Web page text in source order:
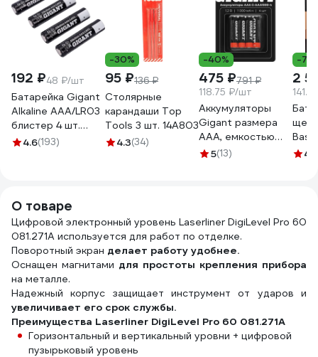
192 ₽48 ₽/шт
Батарейка Gigant
Alkaline ААА/LR03
блистер 4 шт.
GBA-3A-4
4.6(193)
-30%
95 ₽136 ₽
Столярные
карандаши Top
Tools 3 шт. 14A803
4.3(34)
-40%
475 ₽791 ₽
118.75 ₽/шт
Аккумуляторы
Gigant размера
ААA, емкостью
1000 мАч - 4шт.
5(13)
-7%
2
шт.4.9
О товаре
Цифровой электронный уровень Laserliner DigiLevel Pro 60
081.271A используется для работ по отделке.
Поворотный экран делает работу удобнее.
Оснащен магнитами для простоты крепления прибора
на металле.
Надежный корпус защищает инструмент от ударов и
увеличивает его срок службы.
Преимущества Laserliner DigiLevel Pro 60 081.271A
Горизонтальный и вертикальный уровни + цифровой
пузырьковый уровень